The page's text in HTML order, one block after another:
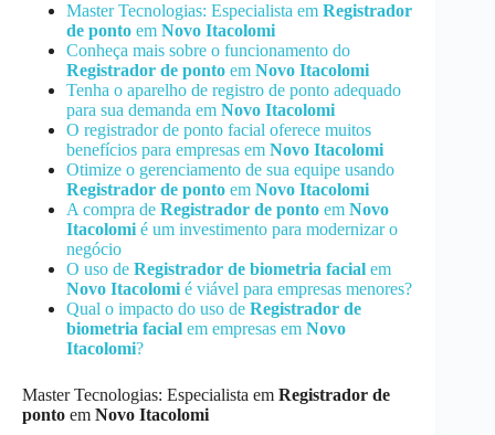
Master Tecnologias: Especialista em Registrador
de ponto em Novo Itacolomi
Conheça mais sobre o funcionamento do
Registrador de ponto em Novo Itacolomi
Tenha o aparelho de registro de ponto adequado
para sua demanda em Novo Itacolomi
O registrador de ponto facial oferece muitos
benefícios para empresas em Novo Itacolomi
Otimize o gerenciamento de sua equipe usando
Registrador de ponto em Novo Itacolomi
A compra de Registrador de ponto em Novo
Itacolomi é um investimento para modernizar o
negócio
O uso de Registrador de biometria facial em
Novo Itacolomi é viável para empresas menores?
Qual o impacto do uso de Registrador de
biometria facial em empresas em Novo
Itacolomi?
Master Tecnologias: Especialista em Registrador de
ponto em Novo Itacolomi